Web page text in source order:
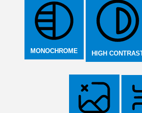
HIGH
MONOCHROME